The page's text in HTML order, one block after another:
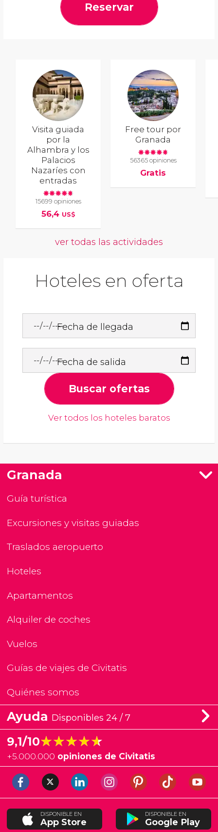
Reservar
Visita guiada
por la
Alhambra y los
Palacios
Nazaríes con
entradas
15699 opiniones
56,4 US$
Free tour por
Granada
56365 opiniones
Gratis
ver todas las actividades
Hoteles en oferta
Fecha de llegada
Fecha de salida
Buscar ofertas
Ver todos los hoteles baratos
Granada
Guía turística
Excursiones y visitas guiadas
Traslados aeropuerto
Hoteles
Apartamentos
Alquiler de coches
Vuelos
Guías de viajes de Civitatis
Quiénes somos
Ayuda Disponibles 24 / 7
9,1/10★★★★★
★★★★★
+5.000.000 opiniones de Civitatis
DISPONIBLE EN
App Store
DISPONIBLE EN
Google Play